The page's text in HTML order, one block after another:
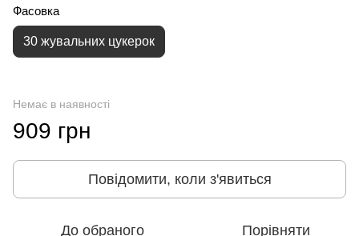
Фасовка
30 жувальних цукерок
Немає в наявності
909 грн
Повідомити, коли з'явиться
До обраного Порівняти